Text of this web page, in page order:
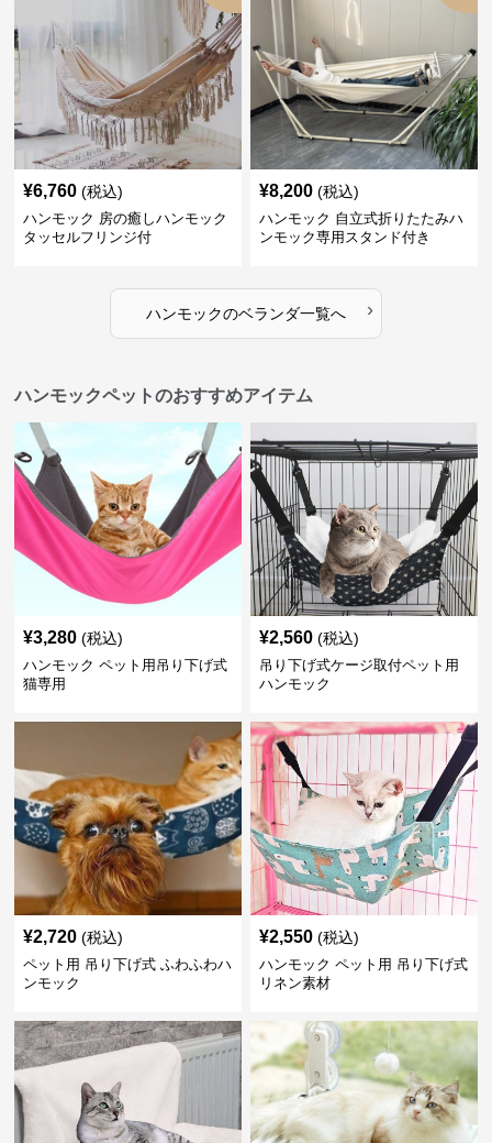
¥6,760 (税込)
ハンモック 房の癒しハンモック
タッセルフリンジ付
¥8,200 (税込)
ハンモック 自立式折りたたみハ
ンモック専用スタンド付き
ハンモックのベランダ一覧へ ›
ハンモックペットのおすすめアイテム
¥3,280 (税込)
ハンモック ペット用吊り下げ式
猫専用
¥2,560 (税込)
吊り下げ式ケージ取付ペット用
ハンモック
¥2,720 (税込)
ペット用 吊り下げ式 ふわふわハ
ンモック
¥2,550 (税込)
ハンモック ペット用 吊り下げ式
リネン素材